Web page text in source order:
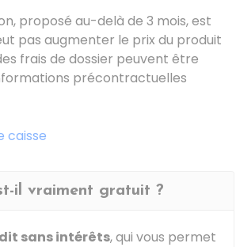
proposé au-delà de 3 mois, est
pas augmenter le prix du produit
frais de dossier peuvent être
précontractuelles
caisse
il vraiment gratuit ?
sans intérêts, qui vous permet